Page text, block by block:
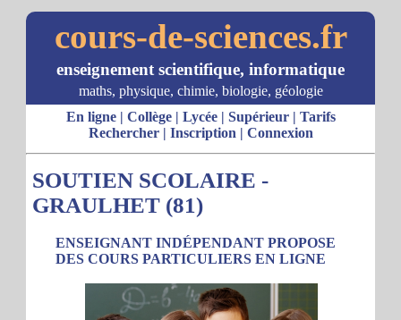
cours-de-sciences.fr
enseignement scientifique, informatique
maths, physique, chimie, biologie, géologie
En ligne| Collège| Lycée| Supérieur| Tarifs
Rechercher| Inscription | Connexion
SOUTIEN SCOLAIRE -
GRAULHET (81)
ENSEIGNANT INDÉPENDANT PROPOSE
DES COURS PARTICULIERS EN LIGNE